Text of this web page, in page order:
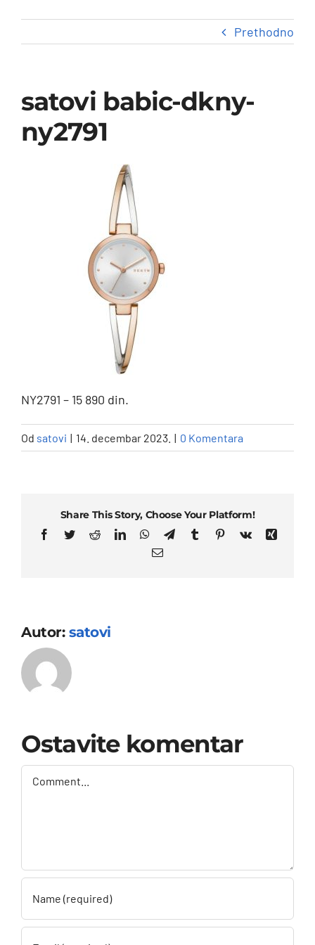
Nakit
Specijalne cene
Prethodno
satovi babic-dkny-
ny2791
NY2791 – 15 890 din.
Od satovi | 14. decembar 2023. | 0 Komentara
Share This Story, Choose Your Platform!
Facebook
TwitterRedditLinkedInWhatsApp
TelegramTumblrPinterest
Vk
Xing
Email
Autor: satovi
Ostavite komentar
Comment